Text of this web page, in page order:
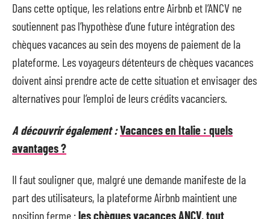
Dans cette optique, les relations entre Airbnb et l’ANCV ne
soutiennent pas l’hypothèse d’une future intégration des
chèques vacances au sein des moyens de paiement de la
plateforme. Les voyageurs détenteurs de chèques vacances
doivent ainsi prendre acte de cette situation et envisager des
alternatives pour l’emploi de leurs crédits vacanciers.
A découvrir également :Vacances en Italie : quels
avantages ?
Il faut souligner que, malgré une demande manifeste de la
part des utilisateurs, la plateforme Airbnb maintient une
position ferme :les chèques vacances ANCV, tout